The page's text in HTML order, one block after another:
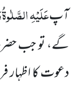
آپعَلَیْہِ
گے، تو جب
دعوت کا اظہار